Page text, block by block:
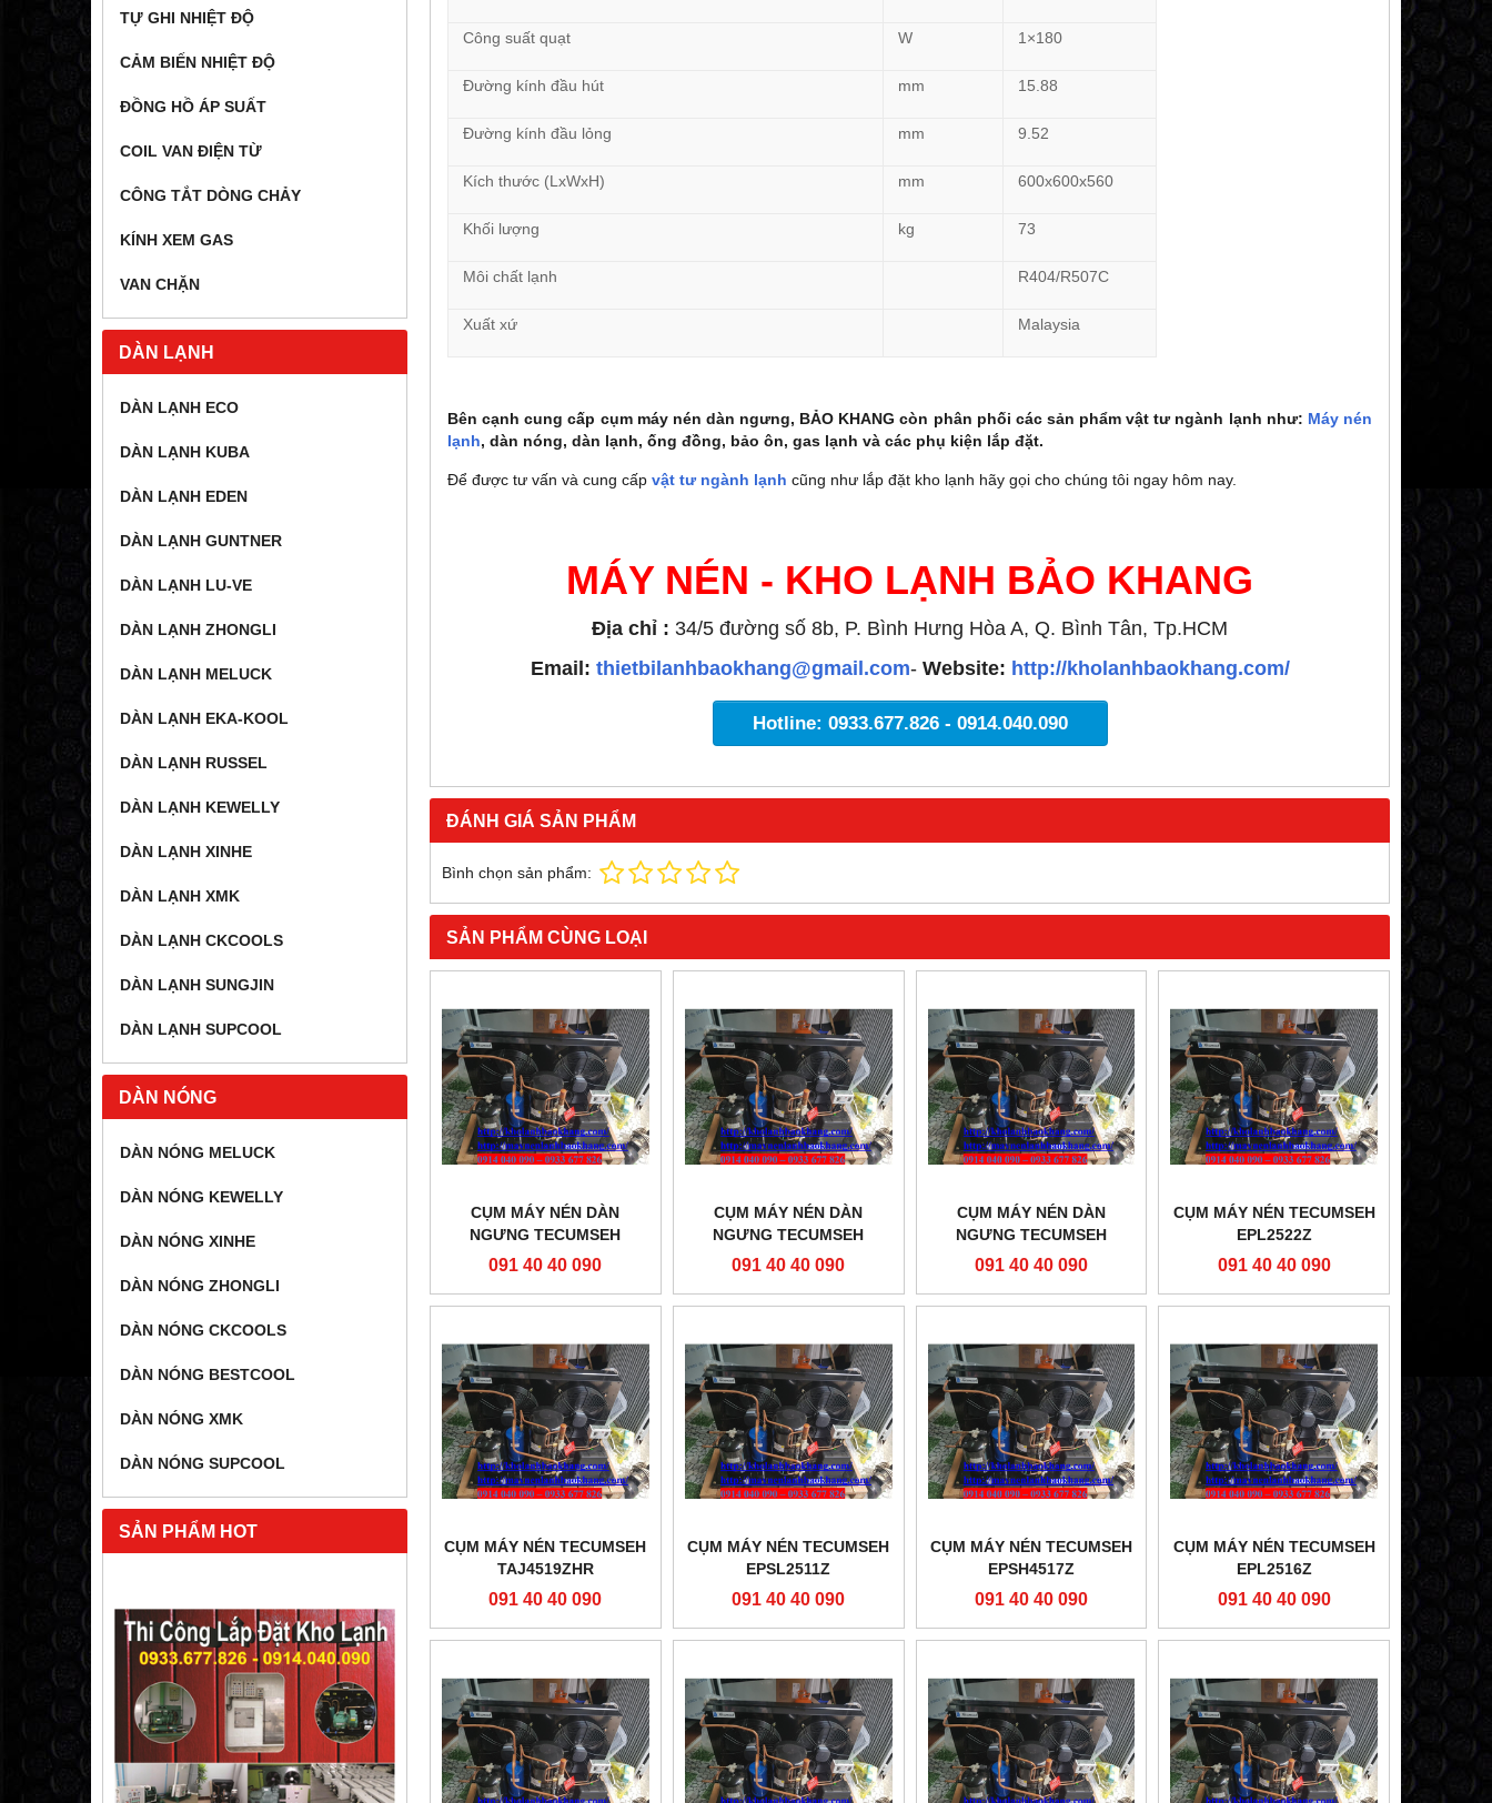
TỰ GHI NHIỆT ĐỘ
CẢM BIẾN NHIỆT ĐỘ
ĐỒNG HỒ ÁP SUẤT
COIL VAN ĐIỆN TỪ
CÔNG TẮT DÒNG CHẢY
KÍNH XEM GAS
VAN CHẶN
DÀN LẠNH
DÀN LẠNH ECO
DÀN LẠNH KUBA
DÀN LẠNH EDEN
DÀN LẠNH GUNTNER
DÀN LẠNH LU-VE
DÀN LẠNH ZHONGLI
DÀN LẠNH MELUCK
DÀN LẠNH EKA-KOOL
DÀN LẠNH RUSSEL
DÀN LẠNH KEWELLY
DÀN LẠNH XINHE
DÀN LẠNH XMK
DÀN LẠNH CKCOOLS
DÀN LẠNH SUNGJIN
DÀN LẠNH SUPCOOL
DÀN NÓNG
DÀN NÓNG MELUCK
DÀN NÓNG KEWELLY
DÀN NÓNG XINHE
DÀN NÓNG ZHONGLI
DÀN NÓNG CKCOOLS
DÀN NÓNG BESTCOOL
DÀN NÓNG XMK
DÀN NÓNG SUPCOOL
SẢN PHẨM HOT
Công suất quạt W 1×180
Đường kính đầu hút mm 15.88
Đường kính đầu lỏng mm 9.52
Kích thước (LxWxH) mm 600x600x560
Khối lượng kg 73
Môi chất lạnh R404/R507C
Xuất xứ Malaysia
Bên cạnh cung cấp cụm máy nén dàn ngưng, BẢO KHANG còn phân phối các sản phẩm vật tư ngành lạnh như: Máy nén
lạnh, dàn nóng, dàn lạnh, ống đồng, bảo ôn, gas lạnh và các phụ kiện lắp đặt.
Để được tư vấn và cung cấp vật tư ngành lạnh cũng như lắp đặt kho lạnh hãy gọi cho chúng tôi ngay hôm nay.
MÁY NÉN - KHO LẠNH BẢO KHANG
Địa chỉ : 34/5 đường số 8b, P. Bình Hưng Hòa A, Q. Bình Tân, Tp.HCM
Email: thietbilanhbaokhang@gmail.com- Website: http://kholanhbaokhang.com/
Hotline: 0933.677.826 - 0914.040.090
ĐÁNH GIÁ SẢN PHẨM
Bình chọn sản phẩm:
SẢN PHẨM CÙNG LOẠI
CỤM MÁY NÉN DÀN
NGƯNG TECUMSEH
PAC4568Z-V2
091 40 40 090
CỤM MÁY NÉN DÀN
NGƯNG TECUMSEH
PAC4573Z-V2
091 40 40 090
CỤM MÁY NÉN DÀN
NGƯNG TECUMSEH
PAC4581Z-V2
091 40 40 090
CỤM MÁY NÉN TECUMSEH
EPL2522Z
091 40 40 090
CỤM MÁY NÉN TECUMSEH
TAJ4519ZHR
091 40 40 090
CỤM MÁY NÉN TECUMSEH
EPSL2511Z
091 40 40 090
CỤM MÁY NÉN TECUMSEH
EPSH4517Z
091 40 40 090
CỤM MÁY NÉN TECUMSEH
EPL2516Z
091 40 40 090